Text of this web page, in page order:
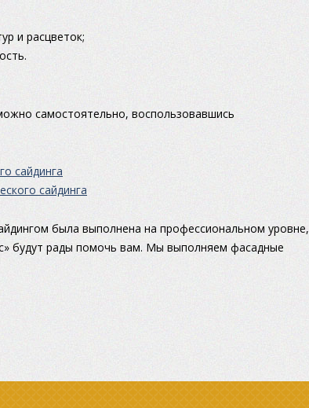
и расцветок;
самостоятельно, воспользовавшись
сайдинга
сайдинга
была выполнена на профессиональном уровне,
будут рады помочь вам. Мы выполняем фасадные